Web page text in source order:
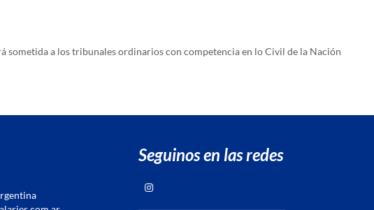
a los tribunales ordinarios con competencia en lo Civil de la Nación
Seguinos en las redes